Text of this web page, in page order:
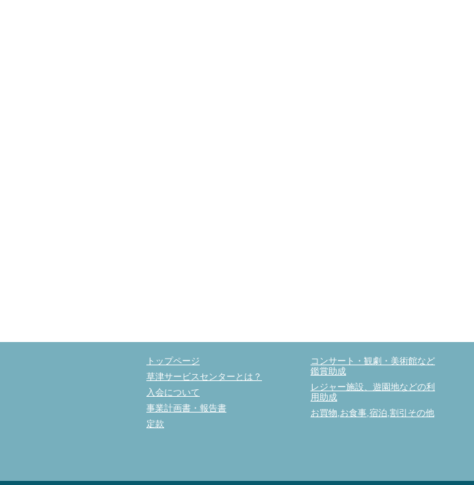
トップページ
草津サービスセンターとは？
入会について
事業計画書・報告書
定款
コンサート・観劇・美術館など
鑑賞助成
レジャー施設、遊園地などの利
用助成
お買物,お食事,宿泊,割引その他